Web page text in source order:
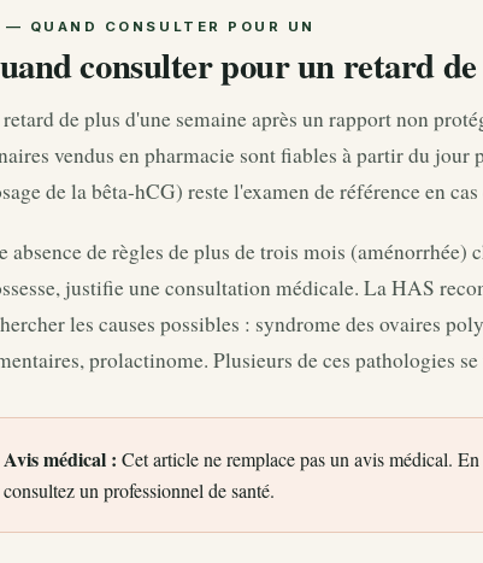
consulter pour un retard
de plus d'une semaine après un rapport non
vendus en pharmacie sont fiables à partir du jour
de la bêta-hCG) reste l'examen de référence en
absence de règles de plus de trois mois (aménorrhée)
justifie une consultation médicale. La HAS
les causes possibles : syndrome des ovaires
prolactinome. Plusieurs de ces pathologies
Avis médical : Cet article ne remplace pas un avis médical.
consultez un professionnel de santé.